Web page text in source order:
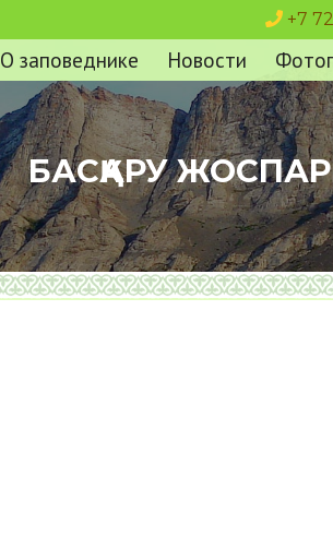
+7
О заповеднике Новости
БАСҚАРУ